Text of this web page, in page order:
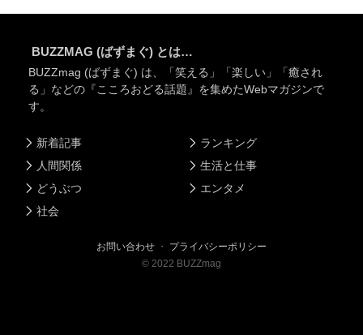
BUZZMAG (ばずまぐ) とは…
BUZZmag (ばずまぐ) は、「笑える」「楽しい」「癒され
る」などの『こころおどる話題』を集めたWebマガジンで
す。
新着記事
人間関係
どうぶつ
社会
ランキング
生活と仕事
エンタメ
お問い合わせ ・ プライバシーポリシー
© 2022 BUZZmag